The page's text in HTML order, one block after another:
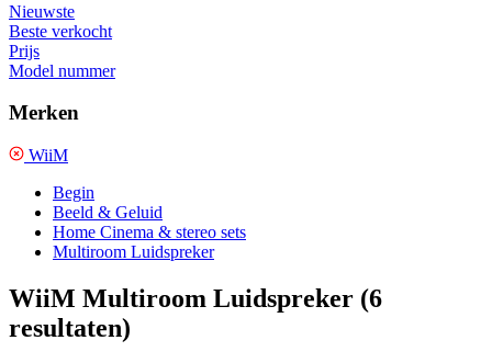
Nieuwste
Beste verkocht
Prijs
Model nummer
Merken
WiiM
Begin
Beeld & Geluid
Home Cinema & stereo sets
Multiroom Luidspreker
WiiM Multiroom Luidspreker (6
resultaten)